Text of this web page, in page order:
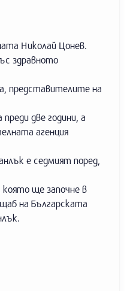
Николай Цонев.
здравното
представителите на
две години, а
агенция
е седмият поред,
която ще започне в
на Българската